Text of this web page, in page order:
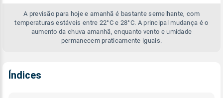
A previsão para hoje e amanhã é bastante semelhante, com
temperaturas estáveis entre 22°C e 28°C. A principal mudança é o
aumento da chuva amanhã, enquanto vento e umidade
permanecem praticamente iguais.
Índices